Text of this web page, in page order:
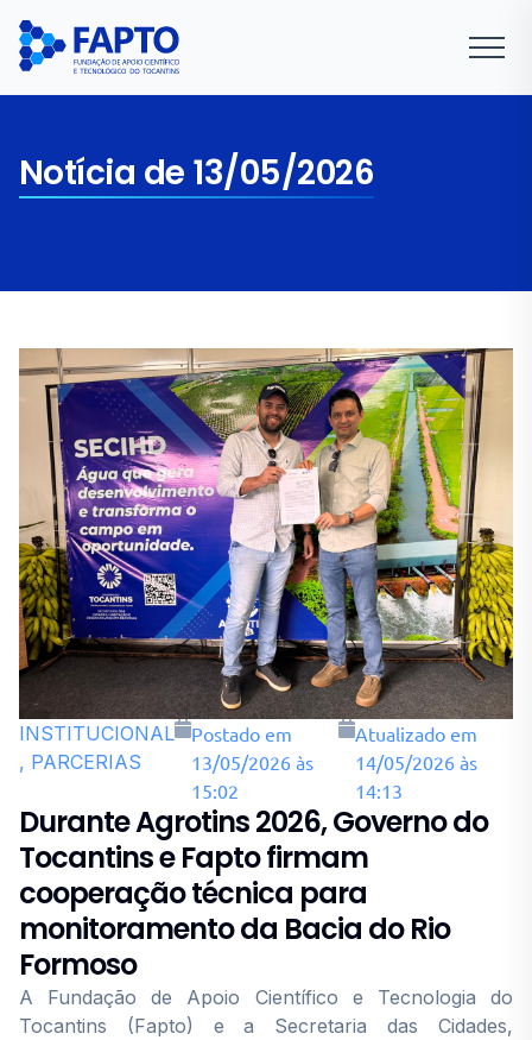
Notícia de 13/05/2026
INSTITUCIONAL
, PARCERIAS
Postado em
13/05/2026 às
15:02
Atualizado em
14/05/2026 às
14:13
Durante Agrotins 2026, Governo do
Tocantins e Fapto firmam
cooperação técnica para
monitoramento da Bacia do Rio
Formoso
A Fundação de Apoio Científico e Tecnologia do
Tocantins (Fapto) e a Secretaria das Cidades,